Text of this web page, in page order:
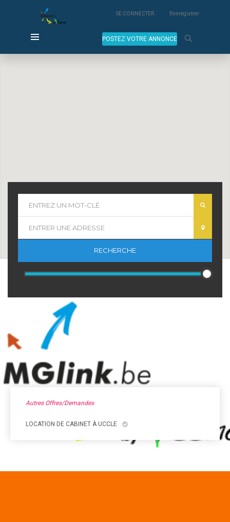
SE CONNECTER S'enregistrer
POSTEZ VOTRE ANNONCE
RECHERCHE
Autres Offres/demandes
LOCATION DE CABINET À UCCLE